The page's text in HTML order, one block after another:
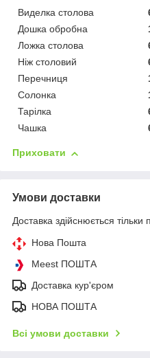
Виделка столова
Дошка обробна
Ложка столова
Ніж столовий
Перечниця
Солонка
Тарілка
Чашка
Приховати
Умови доставки
Доставка здійснюється тільки
Нова Пошта
Meest ПОШТА
Доставка кур'єром
НОВА ПОШТА
Всі умови доставки